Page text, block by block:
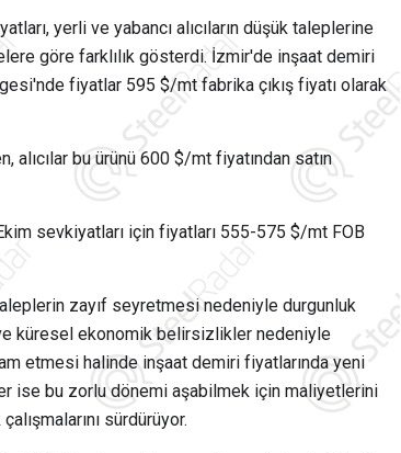
yerli ve yabancı alıcıların düşük taleplerine
göre farklılık gösterdi. İzmir'de inşaat demiri
fiyatlar 595 $/mt fabrika çıkış fiyatı olarak
bu ürünü 600 $/mt fiyatından satın
sevkiyatları için fiyatları 555-575 $/mt FOB
zayıf seyretmesi nedeniyle durgunluk
küresel ekonomik belirsizlikler nedeniyle
etmesi halinde inşaat demiri fiyatlarında yeni
ise bu zorlu dönemi aşabilmek için maliyetlerini
sürdürüyor.